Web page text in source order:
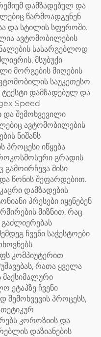
დამზადებულ და
წარმოადგენენ
და სტილის სფეროში.
ავტომობილების
სასარგებლოდ
მსუბუქი
მორგების მიღების
საუკეთესო
დამზადებულ და
Speed
და შემოხვევილი
ავტომობილების
ნიშანს
პროცესი იწყება
გრადის
მისი
წონის შეფარდებით.
დამზადების
პრესები იყენებენ
მიზნით, რაც
გაძლიერებას
ჩვენი საჭესტოები
კომპიუტერით
რათა ყველა
მაქსიმალური
ეტაპზე ჩვენი
შემოხვევის პროცესს,
კოროზიის და
დაზიანების